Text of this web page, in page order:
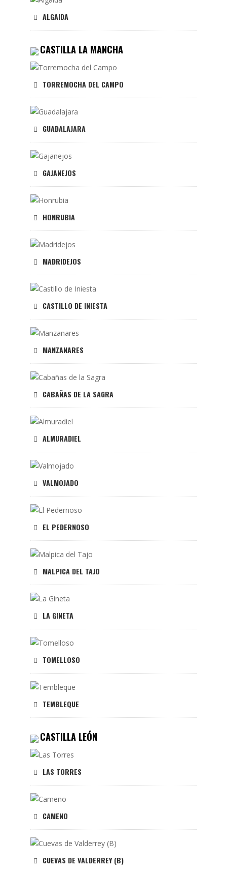
ALGAIDA
CASTILLA LA MANCHA
TORREMOCHA DEL CAMPO
GUADALAJARA
GAJANEJOS
HONRUBIA
MADRIDEJOS
CASTILLO DE INIESTA
MANZANARES
CABAÑAS DE LA SAGRA
ALMURADIEL
VALMOJADO
EL PEDERNOSO
MALPICA DEL TAJO
LA GINETA
TOMELLOSO
TEMBLEQUE
CASTILLA LEÓN
LAS TORRES
CAMENO
CUEVAS DE VALDERREY (B)